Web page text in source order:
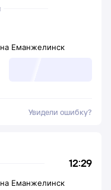
Еманжелинск
Увидели ошибку?
12:29
Еманжелинск